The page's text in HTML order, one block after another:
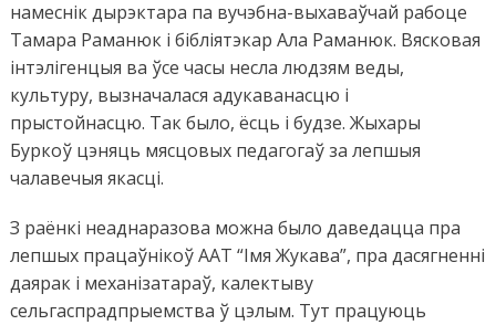
намеснік дырэктара па вучэбна-выхаваўчай рабоце
Тамара Раманюк і бібліятэкар Ала Раманюк. Вясковая
інтэлігенцыя ва ўсе часы несла людзям веды,
культуру, вызначалася адукаванасцю і
прыстойнасцю. Так было, ёсць і будзе. Жыхары
Буркоў цэняць мясцовых педагогаў за лепшыя
чалавечыя якасці.
З раёнкі неаднаразова можна было даведацца пра
лепшых працаўнікоў ААТ “Імя Жукава”, пра дасягненні
даярак і механізатараў, калектыву
сельгаспрадпрыемства ў цэлым. Тут працуюць